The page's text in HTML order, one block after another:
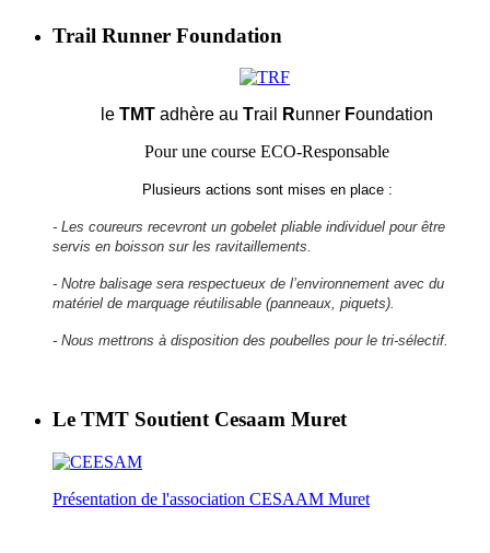
Trail Runner Foundation
le TMT adhère au Trail Runner Foundation
Pour une course ECO-Responsable
Plusieurs actions sont mises en place :
- Les coureurs recevront un gobelet pliable individuel pour être
servis en boisson sur les ravitaillements.
- Notre balisage sera respectueux de l’environnement avec du
matériel de marquage réutilisable (panneaux, piquets).
- Nous mettrons à disposition des poubelles pour le tri-sélectif.
Le TMT Soutient Cesaam Muret
Présentation de l'association CESAAM Muret